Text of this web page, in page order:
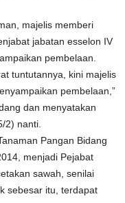
majelis memberi
jabatan esselon IV
pembelaan.
tuntutannya, kini majelis
pembelaan,”
dan menyatakan
2) nanti.
Pangan Bidang
menjadi Pejabat
sawah, senilai
sebesar itu, terdapat